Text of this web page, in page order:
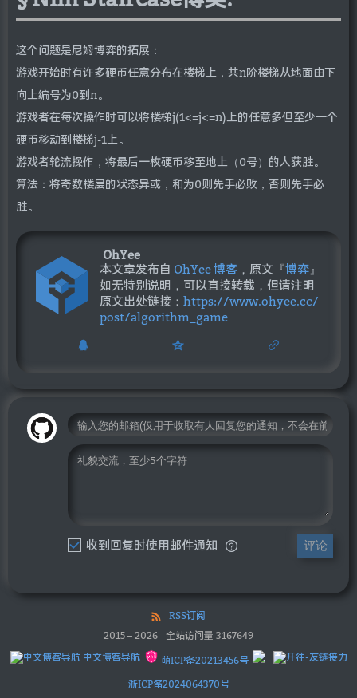
这个问题是尼姆博弈的拓展：
游戏开始时有许多硬币任意分布在楼梯上，共n阶楼梯从地面由下
向上编号为0到n。
游戏者在每次操作时可以将楼梯j(1<=j<=n)上的任意多但至少一个
硬币移动到楼梯j-1上。
游戏者轮流操作，将最后一枚硬币移至地上（0号）的人获胜。
算法：将奇数楼层的状态异或，和为0则先手必败，否则先手必
胜。
OhYee
本文章发布自 OhYee 博客 ，原文『博弈 』
如无特别说明，可以直接转载，但请注明
原文出处链接： https://www.ohyee.cc/
post/algorithm_game
收到回复时使用邮件通知 评论
RSS订阅
2015 – 2026 全站访问量 3167649
中文博客导航
萌ICP备20213456号
浙ICP备2024064370号